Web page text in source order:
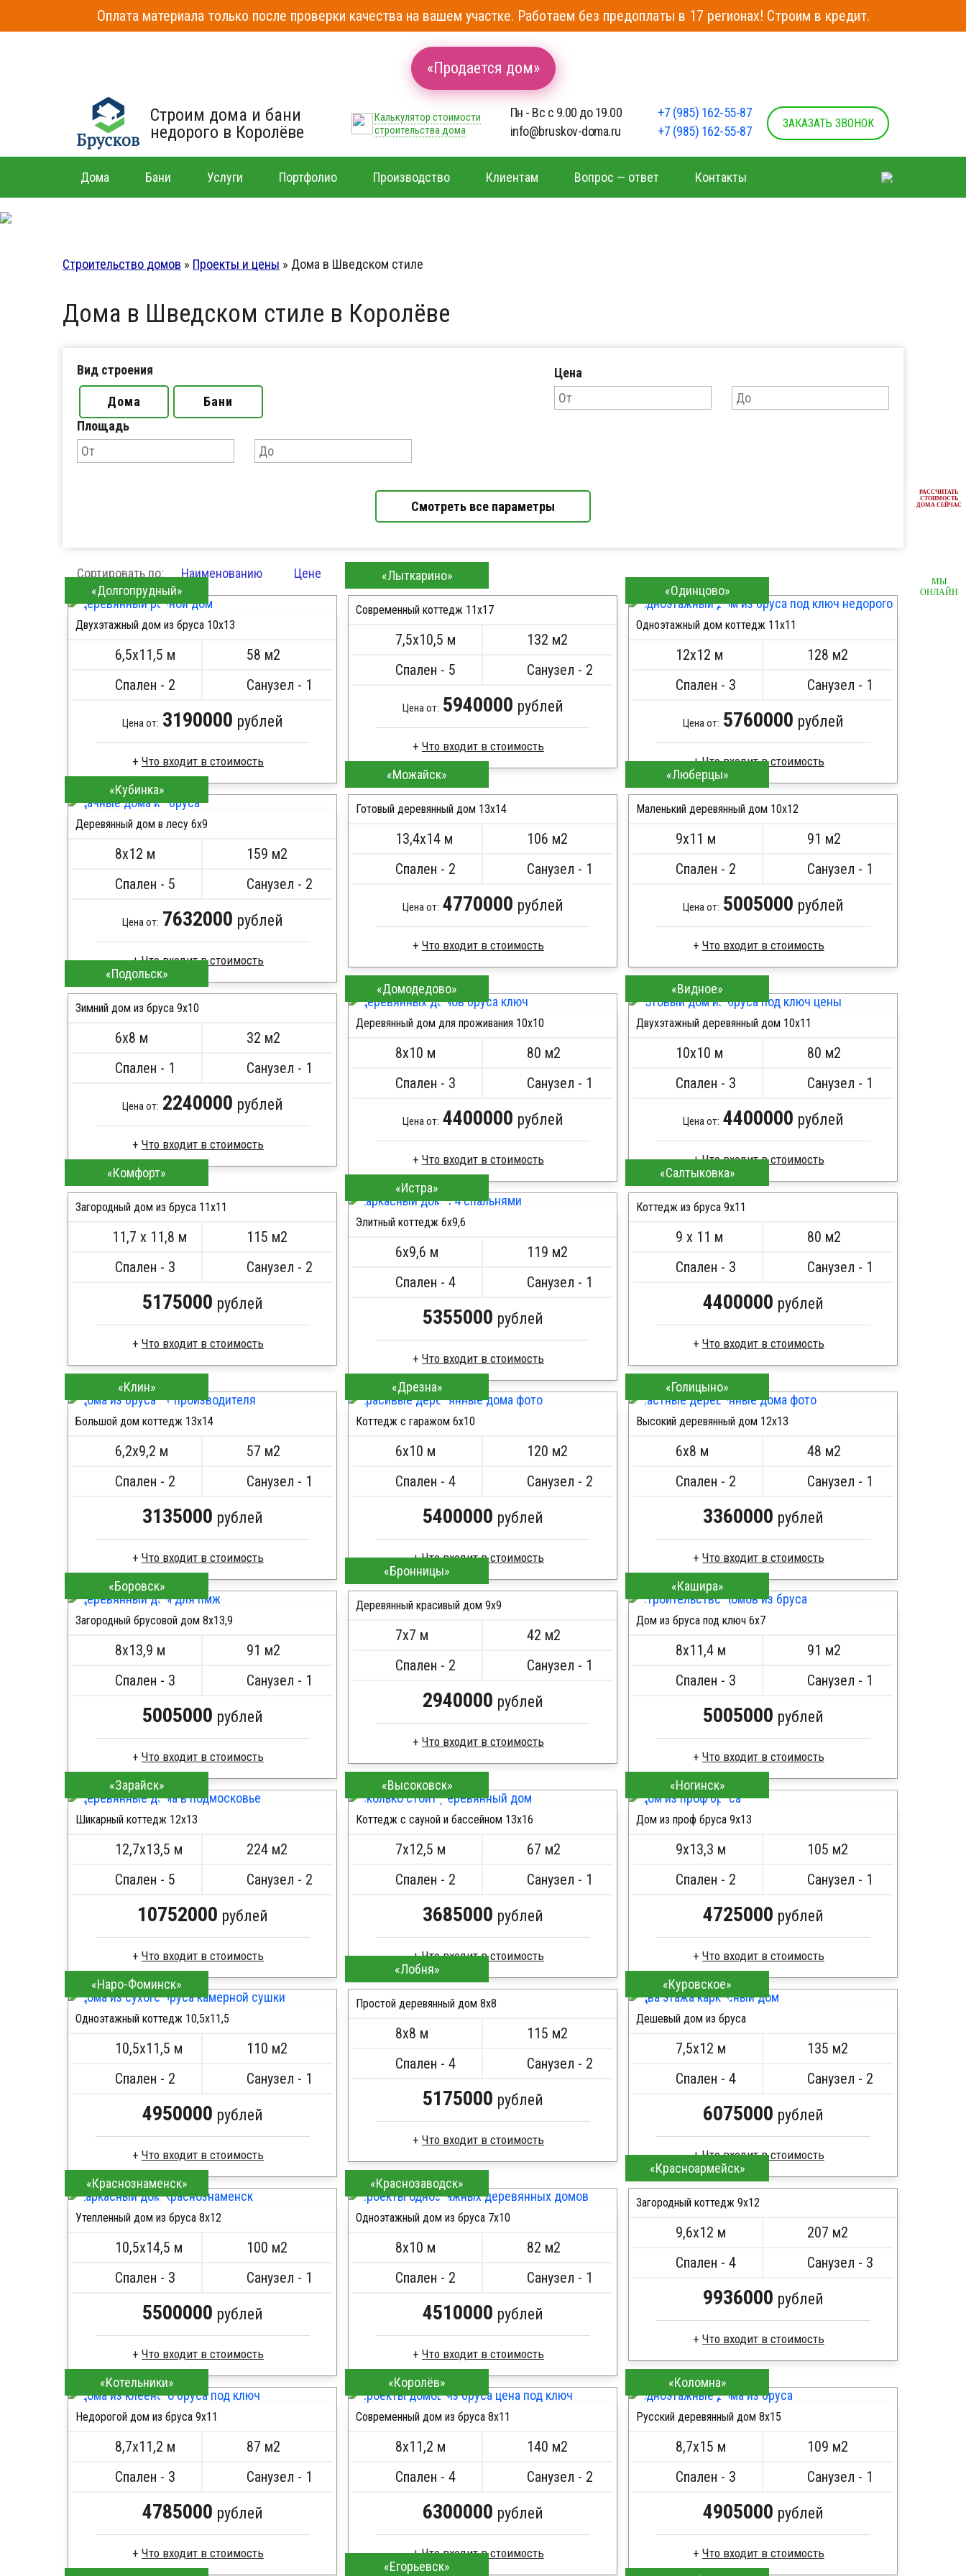
Оплата материала только после проверки качества на вашем участке. Работаем без предоплаты в 17 регионах! Строим в кредит.
«Продается дом»
Строим дома и бани
недорого в Королёве
Калькулятор стоимости
строительства дома
Пн - Вс с 9.00 до 19.00
info@bruskov-doma.ru
+7 (985) 162-55-87
+7 (985) 162-55-87
ЗАКАЗАТЬ ЗВОНОК
Дома Бани Услуги Портфолио Производство Клиентам Вопрос — ответ Контакты
Строительство домов » Проекты и цены » Дома в Шведском стиле
Дома в Шведском стиле в Королёве
Вид строения
Дома Бани
Цена
Площадь
Смотреть все параметры
Сортировать по: Наименованию Цене Хит продаж
ПОДРОБНЕЕ
«Долгопрудный»
Двухэтажный дом из бруса 10х13
6,5х11,5 м
58 м2
Спален - 2
Санузел - 1
Цена от: 3190000 рублей
Брус естественной влажности
Стропила, балки 50х200 мм
Кровля металлочерепица
Сборка на березовые нагеля, джут
Металлические сваи 108 диаметр
ПОДРОБНЕЕ
«Лыткарино»
Современный коттедж 11х17
7,5х10,5 м
132 м2
Спален - 5
Санузел - 2
Цена от: 5940000 рублей
Брус естественной влажности
Стропила, балки 50х200 мм
Кровля металлочерепица
Сборка на березовые нагеля, джут
Металлические сваи 108 диаметр
ПОДРОБНЕЕ
«Одинцово»
Одноэтажный дом коттедж 11х11
12х12 м
128 м2
Спален - 3
Санузел - 1
Цена от: 5760000 рублей
Профилированный брус
Стропила, балки 50х200 мм
Метизы, саморезы, гвозди
Сборка на березовые нагеля, джут
ПОДРОБНЕЕ
«Кубинка»
Деревянный дом в лесу 6x9
8х12 м
159 м2
Спален - 5
Санузел - 2
Цена от: 7632000 рублей
Профилированный брус
Стропила, балки 50х200 мм
Метизы, саморезы, гвозди
Сборка на березовые нагеля, джут
ПОДРОБНЕЕ
«Можайск»
Готовый деревянный дом 13х14
13,4х14 м
106 м2
Спален - 2
Санузел - 1
Цена от: 4770000 рублей
Брус камерной сушки
Стропила, балки 50х200 мм
Кровля металлочерепица
Метизы, саморезы, гвозди
Сборка на березовые нагеля, джут
ПОДРОБНЕЕ
«Люберцы»
Маленький деревянный дом 10х12
9х11 м
91 м2
Спален - 2
Санузел - 1
Цена от: 5005000 рублей
Профилированный брус
Стропила, балки 50х200 мм
Кровля металлочерепица
Метизы, саморезы, гвозди
Сборка на березовые нагеля, джут
ПОДРОБНЕЕ
«Подольск»
Зимний дом из бруса 9х10
6х8 м
32 м2
Спален - 1
Санузел - 1
Цена от: 2240000 рублей
Профилированный брус
Стропила, балки 50х200 мм
Кровля металлочерепица
Сборка на березовые нагеля, джут
Металлические сваи 108 диаметр
ПОДРОБНЕЕ
«Домодедово»
Деревянный дом для проживания 10x10
8х10 м
80 м2
Спален - 3
Санузел - 1
Цена от: 4400000 рублей
Профилированный брус
Стропила, балки 50х200 мм
Кровля металлочерепица
Сборка на березовые нагеля, джут
Металлические сваи 108 диаметр
ПОДРОБНЕЕ
«Видное»
Двухэтажный деревянный дом 10х11
10х10 м
80 м2
Спален - 3
Санузел - 1
Цена от: 4400000 рублей
Сухой брус
Стропила, балки 50х200 мм
Метизы, саморезы, гвозди
Сборка на березовые нагеля, джут
ПОДРОБНЕЕ
«Комфорт»
Загородный дом из бруса 11х11
11,7 х 11,8 м
115 м2
Спален - 3
Санузел - 2
5175000 рублей
Сухой брус
Стропила, балки 50х200 мм
Кровля металлочерепица
Метизы, саморезы, гвозди
Сборка на березовые нагеля, джут
Металлические сваи 108 диаметр
ПОДРОБНЕЕ
«Истра»
Элитный коттедж 6х9,6
6х9,6 м
119 м2
Спален - 4
Санузел - 1
5355000 рублей
Брус камерной сушки
Стропила, балки 50х200 мм
Кровля металлочерепица
Сборка на березовые нагеля, джут
Металлические сваи 108 диаметр
ПОДРОБНЕЕ
«Салтыковка»
Коттедж из бруса 9х11
9 х 11 м
80 м2
Спален - 3
Санузел - 1
4400000 рублей
Брус естественной влажности
Стропила, балки 50х200 мм
Кровля металлочерепица
Метизы, саморезы, гвозди
Сборка на березовые нагеля, джут
ПОДРОБНЕЕ
«Клин»
Большой дом коттедж 13х14
6,2х9,2 м
57 м2
Спален - 2
Санузел - 1
3135000 рублей
Клееный брус
Стропила, балки 50х200 мм
Кровля металлочерепица
Сборка на березовые нагеля, джут
Металлические сваи 108 диаметр
ПОДРОБНЕЕ
«Дрезна»
Коттедж с гаражом 6х10
6х10 м
120 м2
Спален - 4
Санузел - 2
5400000 рублей
Брус камерной сушки
Стропила, балки 50х200 мм
Метизы, саморезы, гвозди
Сборка на березовые нагеля, джут
ПОДРОБНЕЕ
«Голицыно»
Высокий деревянный дом 12х13
6х8 м
48 м2
Спален - 2
Санузел - 1
3360000 рублей
Профилированный брус
Стропила, балки 50х200 мм
Кровля металлочерепица
Сборка на березовые нагеля, джут
Металлические сваи 108 диаметр
ПОДРОБНЕЕ
«Боровск»
Загородный брусовой дом 8х13,9
8х13,9 м
91 м2
Спален - 3
Санузел - 1
5005000 рублей
Брус камерной сушки
Стропила, балки 50х200 мм
Кровля металлочерепица
Сборка на березовые нагеля, джут
Металлические сваи 108 диаметр
ПОДРОБНЕЕ
«Бронницы»
Деревянный красивый дом 9х9
7х7 м
42 м2
Спален - 2
Санузел - 1
2940000 рублей
Профилированный брус
Стропила, балки 50х200 мм
Кровля металлочерепица
Метизы, саморезы, гвозди
Сборка на березовые нагеля, джут
Металлические сваи 108 диаметр
ПОДРОБНЕЕ
«Кашира»
Дом из бруса под ключ 6x7
8х11,4 м
91 м2
Спален - 3
Санузел - 1
5005000 рублей
Сухой брус
Стропила, балки 50х200 мм
Кровля металлочерепица
Сборка на березовые нагеля, джут
Металлические сваи 108 диаметр
ПОДРОБНЕЕ
«Зарайск»
Шикарный коттедж 12х13
12,7х13,5 м
224 м2
Спален - 5
Санузел - 2
10752000 рублей
Профилированный брус
Стропила, балки 50х200 мм
Кровля металлочерепица
Сборка на березовые нагеля, джут
Металлические сваи 108 диаметр
ПОДРОБНЕЕ
«Высоковск»
Коттедж с сауной и бассейном 13х16
7х12,5 м
67 м2
Спален - 2
Санузел - 1
3685000 рублей
Брус естественной влажности
Стропила, балки 50х200 мм
Метизы, саморезы, гвозди
Сборка на березовые нагеля, джут
ПОДРОБНЕЕ
«Ногинск»
Дом из проф бруса 9х13
9х13,3 м
105 м2
Спален - 2
Санузел - 1
4725000 рублей
Брус естественной влажности
Стропила, балки 50х200 мм
Кровля металлочерепица
Сборка на березовые нагеля, джут
Металлические сваи 108 диаметр
«Наро-Фоминск»
Одноэтажный коттедж 10,5х11,5
10,5х11,5 м
110 м2
Спален - 2
Санузел - 1
4950000 рублей
Клееный брус
Стропила, балки 50х200 мм
Кровля металлочерепица
Сборка на березовые нагеля, джут
Металлические сваи 108 диаметр
ПОДРОБНЕЕ
«Лобня»
Простой деревянный дом 8x8
8х8 м
115 м2
Спален - 4
Санузел - 2
5175000 рублей
Сухой брус
Стропила, балки 50х200 мм
Кровля металлочерепица
Метизы, саморезы, гвозди
Сборка на березовые нагеля, джут
ПОДРОБНЕЕ
«Куровское»
Дешевый дом из бруса
7,5х12 м
135 м2
Спален - 4
Санузел - 2
6075000 рублей
Брус камерной сушки
Стропила, балки 50х200 мм
Метизы, саморезы, гвозди
Сборка на березовые нагеля, джут
ПОДРОБНЕЕ
«Краснознаменск»
Утепленный дом из бруса 8х12
10,5х14,5 м
100 м2
Спален - 3
Санузел - 1
5500000 рублей
Брус естественной влажности
Стропила, балки 50х200 мм
Кровля металлочерепица
Сборка на березовые нагеля, джут
Металлические сваи 108 диаметр
ПОДРОБНЕЕ
«Краснозаводск»
Одноэтажный дом из бруса 7х10
8х10 м
82 м2
Спален - 2
Санузел - 1
4510000 рублей
Клееный брус
Стропила, балки 50х200 мм
Кровля металлочерепица
Сборка на березовые нагеля, джут
Металлические сваи 108 диаметр
ПОДРОБНЕЕ
«Красноармейск»
Загородный коттедж 9х12
9,6х12 м
207 м2
Спален - 4
Санузел - 3
9936000 рублей
Сухой брус
Стропила, балки 50х200 мм
Кровля металлочерепица
Метизы, саморезы, гвозди
Сборка на березовые нагеля, джут
Металлические сваи 108 диаметр
ПОДРОБНЕЕ
«Котельники»
Недорогой дом из бруса 9х11
8,7х11,2 м
87 м2
Спален - 3
Санузел - 1
4785000 рублей
ПОДРОБНЕЕ
«Королёв»
Современный дом из бруса 8x11
8х11,2 м
140 м2
Спален - 4
Санузел - 2
6300000 рублей
ПОДРОБНЕЕ
«Коломна»
Русский деревянный дом 8х15
8,7х15 м
109 м2
Спален - 3
Санузел - 1
4905000 рублей
«Егорьевск»
РАССЧИТАТЬ
СТОИМОСТЬ
ДОМА СЕЙЧАС
МЫ
ОНЛАЙН